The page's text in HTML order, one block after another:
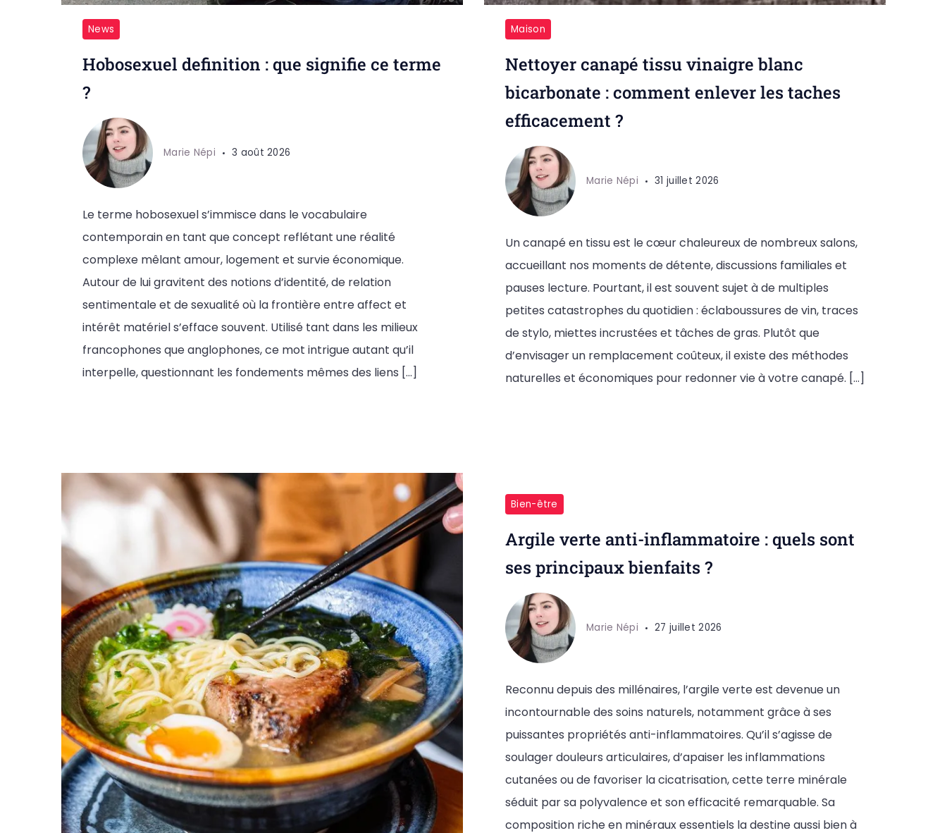
News
Hobosexuel definition : que signifie ce terme
?
Marie Népi 3 août 2026
Le terme hobosexuel s’immisce dans le vocabulaire
contemporain en tant que concept reflétant une réalité
complexe mêlant amour, logement et survie économique.
Autour de lui gravitent des notions d’identité, de relation
sentimentale et de sexualité où la frontière entre affect et
intérêt matériel s’efface souvent. Utilisé tant dans les milieux
francophones que anglophones, ce mot intrigue autant qu’il
interpelle, questionnant les fondements mêmes des liens […]
Maison
Nettoyer canapé tissu vinaigre blanc
bicarbonate : comment enlever les taches
efficacement ?
Marie Népi 31 juillet 2026
Un canapé en tissu est le cœur chaleureux de nombreux salons,
accueillant nos moments de détente, discussions familiales et
pauses lecture. Pourtant, il est souvent sujet à de multiples
petites catastrophes du quotidien : éclaboussures de vin, traces
de stylo, miettes incrustées et tâches de gras. Plutôt que
d’envisager un remplacement coûteux, il existe des méthodes
naturelles et économiques pour redonner vie à votre canapé. […]
Bien-être
Argile verte anti-inflammatoire : quels sont
ses principaux bienfaits ?
Marie Népi 27 juillet 2026
Reconnu depuis des millénaires, l’argile verte est devenue un
incontournable des soins naturels, notamment grâce à ses
puissantes propriétés anti-inflammatoires. Qu’il s’agisse de
soulager douleurs articulaires, d’apaiser les inflammations
cutanées ou de favoriser la cicatrisation, cette terre minérale
séduit par sa polyvalence et son efficacité remarquable. Sa
composition riche en minéraux essentiels la destine aussi bien à